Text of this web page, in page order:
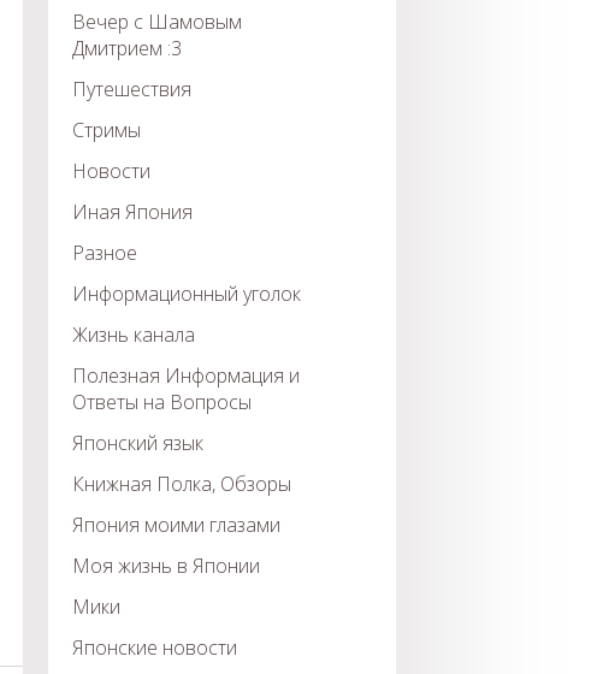
Вечер с Шамовым
Дмитрием :3
Путешествия
Стримы
Новости
Иная Япония
Разное
Информационный уголок
Жизнь канала
Полезная Информация и
Ответы на Вопросы
Японский язык
Книжная Полка, Обзоры
Япония моими глазами
Моя жизнь в Японии
Мики
Японские новости